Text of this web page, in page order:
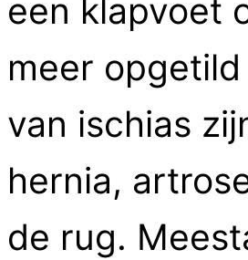
een klapvoet
meer
van ischias
hernia,
de rug.